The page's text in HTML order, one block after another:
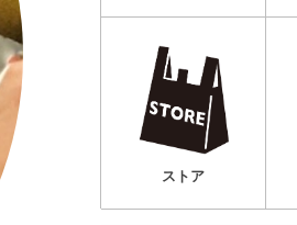
ストア